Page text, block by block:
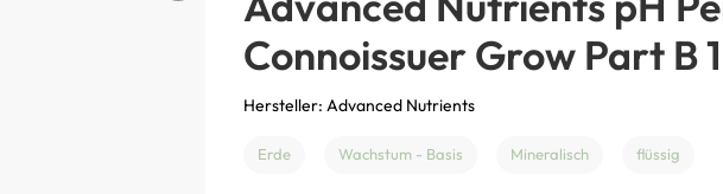
Connoissuer Grow Part B
Hersteller: Advanced Nutrients
Erde Wachstum - Basis Mineralisch flüssig